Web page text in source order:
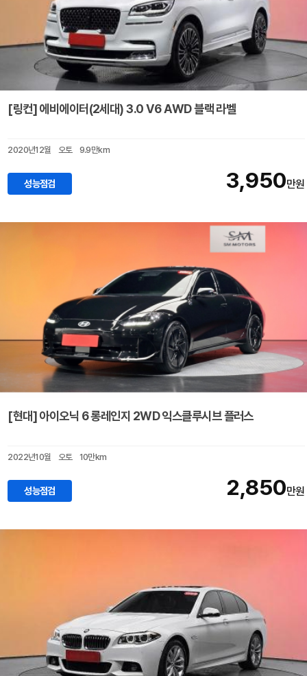
[링컨] 에비에이터(2세대) 3.0 V6 AWD 블랙 라벨
2020년12월 오토 9.9만km
성능점검 3,950만원
[현대] 아이오닉 6 롱레인지 2WD 익스클루시브 플러스
2022년10월 오토 10만km
성능점검 2,850만원